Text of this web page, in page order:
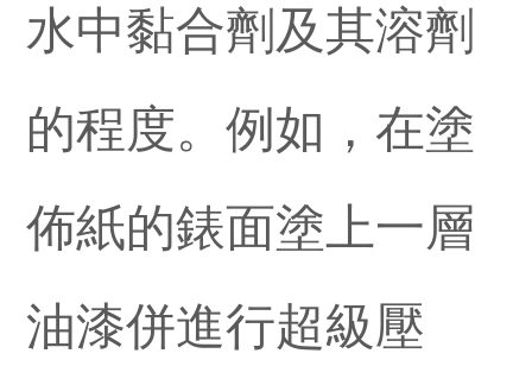
水中黏合劑及其溶劑
的程度。例如，在塗
佈紙的錶面塗上一層
油漆併進行超級壓